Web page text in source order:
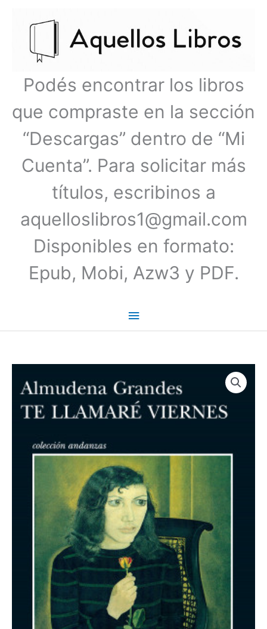
Podés encontrar los libros
que compraste en la sección
“Descargas” dentro de “Mi
Cuenta”. Para solicitar más
títulos, escribinos a
aquelloslibros1@gmail.com
Disponibles en formato:
Epub, Mobi, Azw3 y PDF.
principal
llamaré
Viernes
cantidad